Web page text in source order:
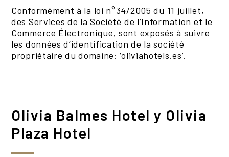
Conformément à la loi n°34/2005 du 11 juillet,
des Services de la Société de l’Information et le
Commerce Électronique, sont exposés à suivre
les données d’identification de la société
propriétaire du domaine: ‘oliviahotels.es’.
Olivia Balmes Hotel y Olivia
Plaza Hotel